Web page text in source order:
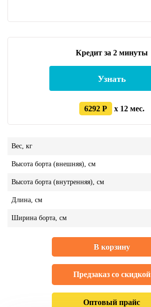
Кредит за 2 минуты
Узнать
6292 Р x 12 мес.
Вес, кг
Высота борта (внешняя), см
Высота борта (внутренняя), см
Длина, см
Ширина борта, см
В корзину
Предзаказ со скидкой
Оптовый прайс